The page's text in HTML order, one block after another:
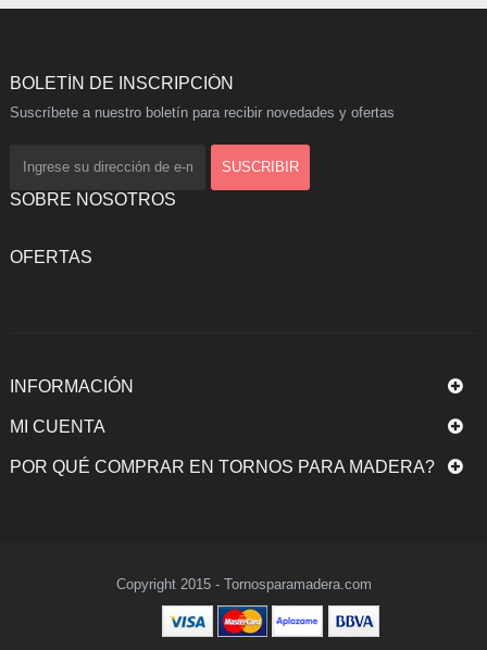
BOLETÍN DE INSCRIPCIÓN
Suscríbete a nuestro boletín para recibir novedades y ofertas
SOBRE NOSOTROS
OFERTAS
INFORMACIÓN
MI CUENTA
POR QUÉ COMPRAR EN TORNOS PARA MADERA?
Copyright 2015 - Tornosparamadera.com